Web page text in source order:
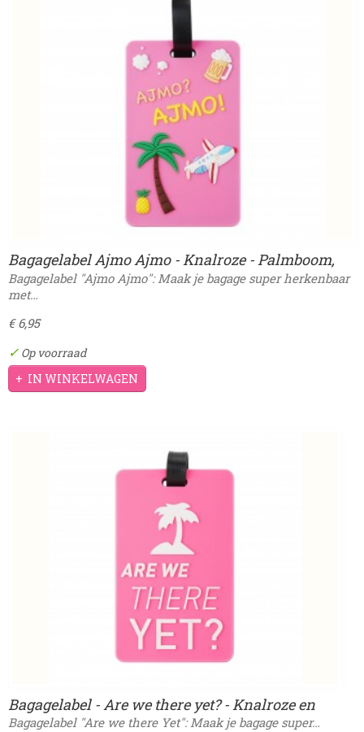
Bagagelabel Ajmo Ajmo - Knalroze - Palmboom,
vliegtuig, ananas bier
Bagagelabel "Ajmo Ajmo": Maak je bagage super herkenbaar
met…
€ 6,95
✓ Op voorraad
IN WINKELWAGEN
Bagagelabel - Are we there yet? - Knalroze en
gezellig!
Bagagelabel "Are we there Yet": Maak je bagage super…